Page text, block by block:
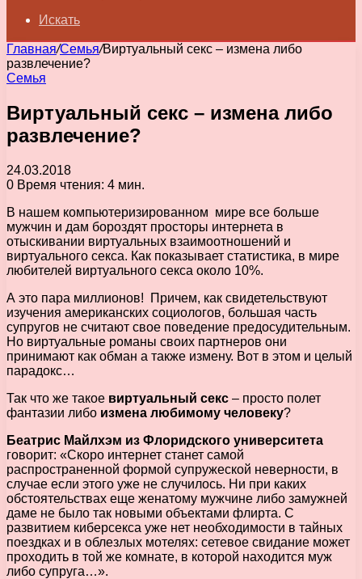
Искать
Главная/Семья/Виртуальный секс – измена либо
развлечение?
Семья
Виртуальный секс – измена либо
развлечение?
24.03.2018
0 Время чтения: 4 мин.
В нашем компьютеризированном мире все больше
мужчин и дам бороздят просторы интернета в
отыскивании виртуальных взаимоотношений и
виртуального секса. Как показывает статистика, в мире
любителей виртуального секса около 10%.
А это пара миллионов! Причем, как свидетельствуют
изучения американских социологов, большая часть
супругов не считают свое поведение предосудительным.
Но виртуальные романы своих партнеров они
принимают как обман а также измену. Вот в этом и целый
парадокс…
Так что же такое виртуальный секс – просто полет
фантазии либо измена любимому человеку?
Беатрис Майлхэм из Флоридского университета
говорит: «Скоро интернет станет самой
распространенной формой супружеской неверности, в
случае если этого уже не случилось. Ни при каких
обстоятельствах еще женатому мужчине либо замужней
даме не было так новыми объектами флирта. С
развитием киберсекса уже нет необходимости в тайных
поездках и в облезлых мотелях: сетевое свидание может
проходить в той же комнате, в которой находится муж
либо супруга…».